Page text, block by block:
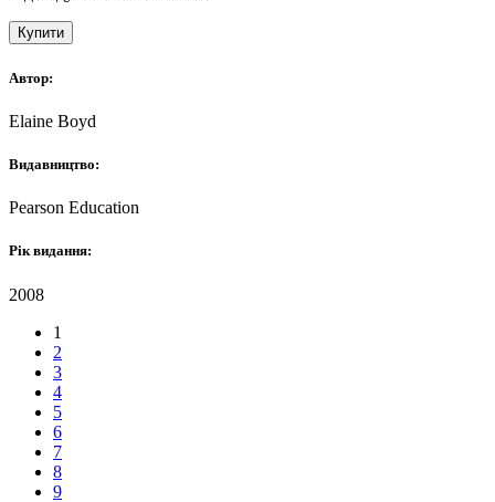
Купити
Автор:
Elaine Boyd
Видавництво:
Pearson Education
Рік видання:
2008
1
2
3
4
5
6
7
8
9